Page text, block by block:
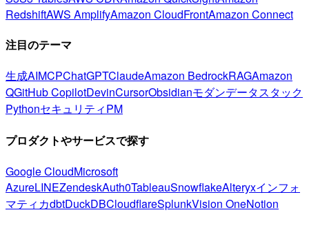
RedshiftAWS AmplifyAmazon CloudFrontAmazon Connect
注目のテーマ
生成AIMCPChatGPTClaudeAmazon BedrockRAGAmazon
QGitHub CopilotDevinCursorObsidianモダンデータスタック
PythonセキュリティPM
プロダクトやサービスで探す
Google CloudMicrosoft
AzureLINEZendeskAuth0TableauSnowflakeAlteryxインフォ
マティカdbtDuckDBCloudflareSplunkVision OneNotion